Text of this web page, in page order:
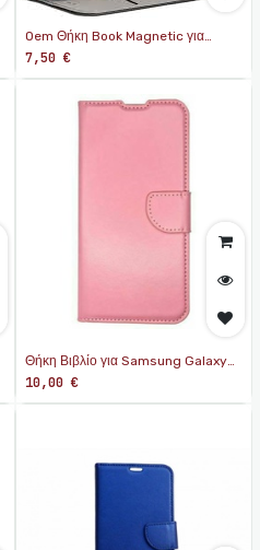
Oem Θήκη Book Magnetic για
IPHONE XR ΜΑΥΡΟ
7,50 €
Θήκη Βιβλίο για Samsung Galaxy
A54 5G Χρώμα: Χρυσό Ρόζ
10,00 €